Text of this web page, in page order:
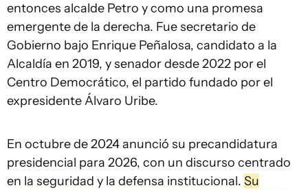
entonces alcalde Petro y como una promesa
emergente de la derecha. Fue secretario de
Gobierno bajo Enrique Peñalosa, candidato a la
Alcaldía en 2019, y senador desde 2022 por el
Centro Democrático, el partido fundado por el
expresidente Álvaro Uribe.
En octubre de 2024 anunció su precandidatura
presidencial para 2026, con un discurso centrado
en la seguridad y la defensa institucional. Su